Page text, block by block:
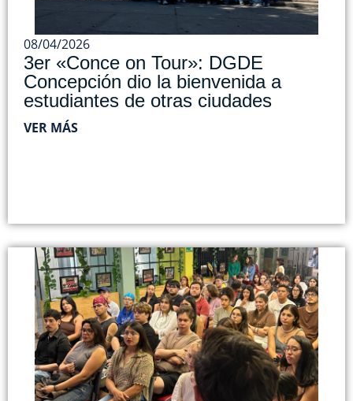
08/04/2026
3er «Conce on Tour»: DGDE
Concepción dio la bienvenida a
estudiantes de otras ciudades
VER MÁS